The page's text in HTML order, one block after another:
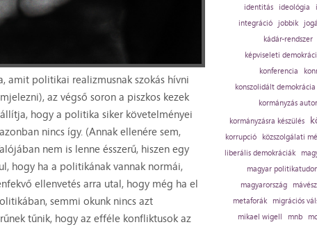
amit politikai realizmusnak szokás hívni
az végső soron a piszkos kezek
hogy a politika siker követelményei
nincs így. (Annak ellenére sem,
nem is lenne ésszerű, hiszen egy
hogy ha a politikának vannak normái,
ellenvetés arra utal, hogy még ha el
semmi okunk nincs azt
tűnik, hogy az efféle konfliktusok az
identitás
ideológia
integráció
jobbik
kádár-rendszer
képviseleti
konferencia
konszolidált demokrácia
kormányzás
kormányzásra készülés
korrupció közszolgálati
liberális demokráciák
magyar
magyarország
metaforák
migrációs
mikael wigell
mnb